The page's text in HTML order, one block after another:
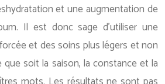
et une augmentation de
Il est donc sage d’utiliser une
et des soins plus légers et non
soit la saison, la constance et la